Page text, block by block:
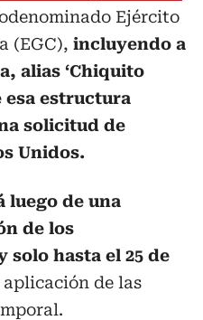
Ejército
(EGC), incluyendo a
alias ‘Chiquito
esa estructura
solicitud de
Unidos.
luego de una
de los
solo hasta el 25 de
de las